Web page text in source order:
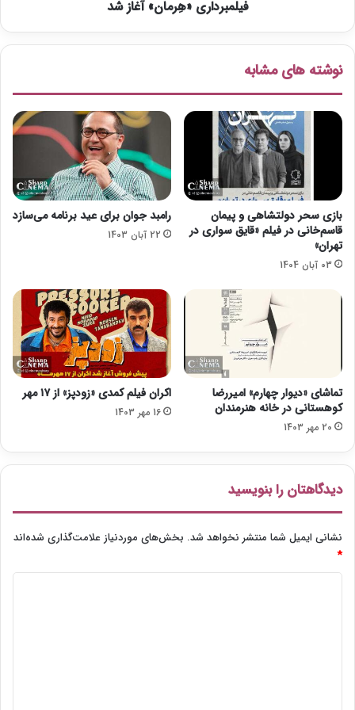
ا
ک
2
م
ا
»
ز
ش
د
فیلمبرداری «هِرمان» آغاز شد
نوشته های مشابه
بازی سحر دولتشاهی و پیمان
قاسم‌خانی در فیلم «قایق سواری در
تهران»
03 آبان 1404
رامبد جوان برای عید برنامه می‌سازد
22 آبان 1403
تماشای «دیوار چهارم» امیررضا
کوهستانی در خانه هنرمندان
20 مهر 1403
اکران فیلم کمدی «زودپز» از ۱۷ مهر
16 مهر 1403
دیدگاهتان را بنویسید
نشانی ایمیل شما منتشر نخواهد شد. بخش‌های موردنیاز علامت‌گذاری شده‌اند
*